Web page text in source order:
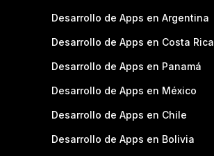
Desarrollo de Apps en Argentina
Desarrollo de Apps en Costa Rica
Desarrollo de Apps en Panamá
Desarrollo de Apps en México
Desarrollo de Apps en Chile
Desarrollo de Apps en Bolivia